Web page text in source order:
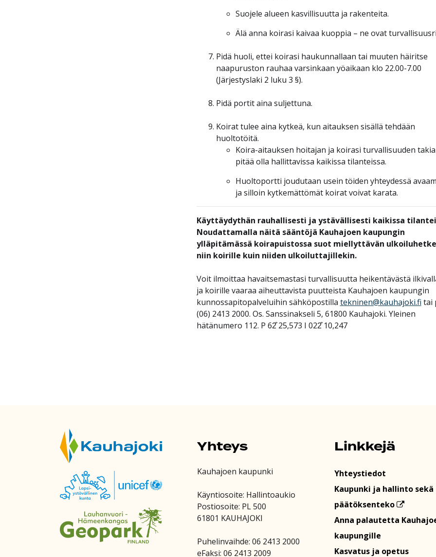
Suojele alueen kasvillisuutta ja rakenteita.
Älä anna koirasi kaivaa kuoppia – ne ovat
Pidä huoli, ettei koirasi haukunnallaan tai muuten häiritse
naapuruston rauhaa varsinkaan yöaikaan klo 22.00-7.00
(Järjestyslaki 2 luku 3 §).
Pidä portit aina suljettuna.
Koirat tulee aina kytkeä, kun aitauksen sisällä tehdään
huoltotöitä.
Koira-aitauksen hoitajan ja koirasi turvallisuuden
pitää olla hallittavissa kaikissa tilanteissa.
Huoltoportti joudutaan usein töiden yhteydessä
ja silloin kytkemättömät koirat voivat karata.
Käyttäydythän rauhallisesti ja ystävällisesti kaikissa
Noudattamalla näitä sääntöjä Kauhajoen kaupungin
ylläpitämässä koirapuistossa suot miellyttävän
niin koirille kuin niiden ulkoiluttajillekin.
Voit ilmoittaa havaitsemastasi turvallisuutta heikentävästä
ja koirille vaaraa aiheuttavista puutteista Kauhajoen kaupungin
kunnossapitopalveluihin sähköpostilla tekninen@kauhajoki.fi tai
(06) 2413 2000. Os. Sanssinakseli 5, 61800 Kauhajoki. Yleinen
hätänumero 112. P 62͒ 25,573 I 022͒ 10,247
Yhteys
Kauhajoen kaupunki
Käyntiosoite: Hallintoaukio
Postiosoite: PL 500
61801 KAUHAJOKI
Puhelinvaihde: 06 2413 2000
eFaksi: 06 2413 2009
Linkkejä
Yhteystiedot
Kaupunki ja hallinto sekä
päätöksenteko
Anna palautetta
kaupungille
Kasvatus ja opetus